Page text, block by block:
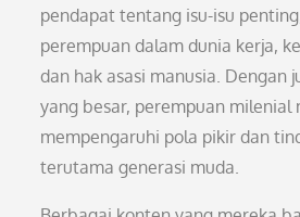
pendapat tentang isu-isu
perempuan dalam dunia kerja,
dan hak asasi manusia. Dengan
yang besar, perempuan milenial
mempengaruhi pola pikir dan
terutama generasi muda.